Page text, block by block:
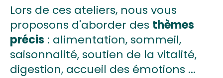
Lors de ces ateliers, nous vous
proposons d'aborder des thèmes
précis : alimentation, sommeil,
saisonnalité, soutien de la vitalité,
digestion, accueil des émotions ...